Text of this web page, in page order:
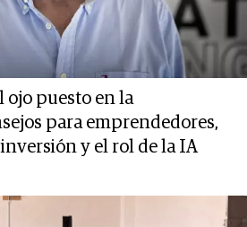
ojo puesto en la
para emprendedores,
y el rol de la IA